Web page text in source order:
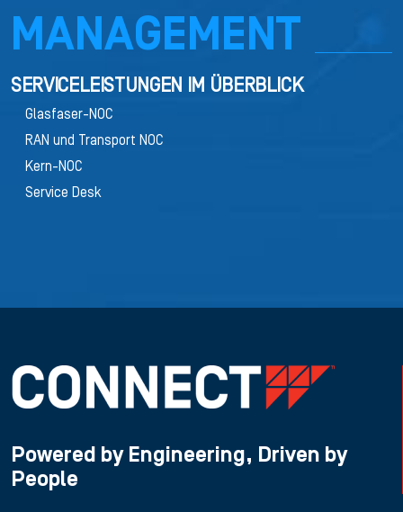
MANAGEMENT
SERVICELEISTUNGEN IM ÜBERBLICK
Glasfaser-NOC
RAN und Transport NOC
Kern-NOC
Service Desk
Powered by Engineering, Driven by
People